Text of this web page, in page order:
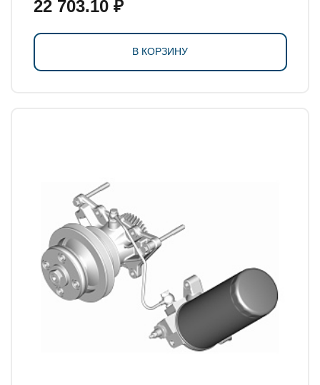
22 703.10 ₽
В КОРЗИНУ